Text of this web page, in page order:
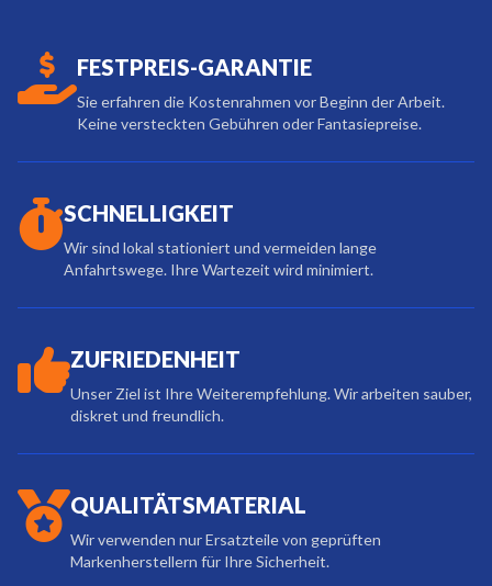
FESTPREIS-GARANTIE
Sie erfahren die Kostenrahmen vor Beginn der Arbeit.
Keine versteckten Gebühren oder Fantasiepreise.
SCHNELLIGKEIT
Wir sind lokal stationiert und vermeiden lange
Anfahrtswege. Ihre Wartezeit wird minimiert.
ZUFRIEDENHEIT
Unser Ziel ist Ihre Weiterempfehlung. Wir arbeiten sauber,
diskret und freundlich.
QUALITÄTSMATERIAL
Wir verwenden nur Ersatzteile von geprüften
Markenherstellern für Ihre Sicherheit.